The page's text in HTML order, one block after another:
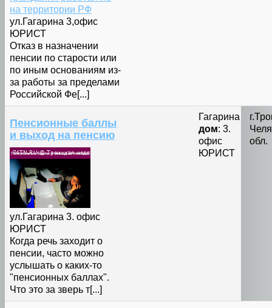
ул.Гагарина 3,офис
ЮРИСТ
Отказ в назначении
пенсии по старости или
по иным основаниям из-
за работы за пределами
Российской Фе[...]
Пенсионные баллы
и выход на пенсию
ул.Гагарина 3. офис
ЮРИСТ
Когда речь заходит о
пенсии, часто можно
услышать о каких-то
"пенсионных баллах".
Что это за зверь т[...]
Гагарина
дом: 3.
офис
ЮРИСТ
обл.